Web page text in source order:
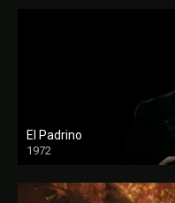
El Padrino
1972
FULL HD